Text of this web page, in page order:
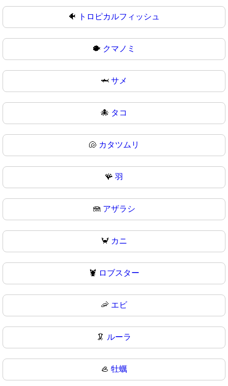
🐠 トロピカルフィッシュ
🐡 クマノミ
🦈 サメ
🐙 タコ
🐚 カタツムリ
🪸 羽
🪼 アザラシ
🦀 カニ
🦞 ロブスター
🦐 エビ
🦑 ルーラ
🦪 牡蠣